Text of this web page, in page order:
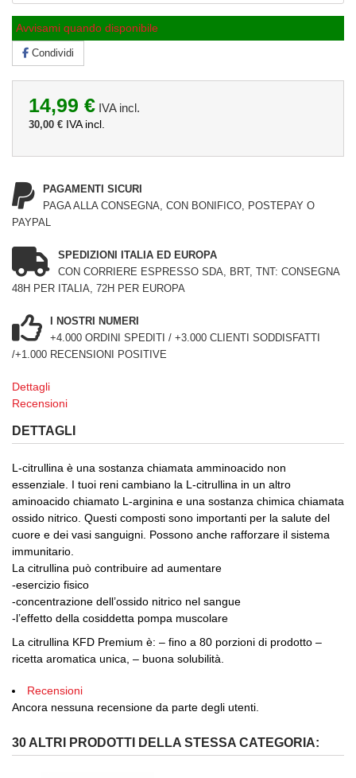
Avvisami quando disponibile
Condividi
14,99 € IVA incl.
30,00 € IVA incl.
PAGAMENTI SICURI
PAGA ALLA CONSEGNA, CON BONIFICO, POSTEPAY O
PAYPAL
SPEDIZIONI ITALIA ED EUROPA
CON CORRIERE ESPRESSO SDA, BRT, TNT: CONSEGNA
48H PER ITALIA, 72H PER EUROPA
I NOSTRI NUMERI
+4.000 ORDINI SPEDITI / +3.000 CLIENTI SODDISFATTI
/+1.000 RECENSIONI POSITIVE
Dettagli
Recensioni
DETTAGLI
L-citrullina è una sostanza chiamata amminoacido non
essenziale. I tuoi reni cambiano la L-citrullina in un altro
aminoacido chiamato L-arginina e una sostanza chimica chiamata
ossido nitrico. Questi composti sono importanti per la salute del
cuore e dei vasi sanguigni. Possono anche rafforzare il sistema
immunitario.
La citrullina può contribuire ad aumentare
-esercizio fisico
-concentrazione dell’ossido nitrico nel sangue
-l’effetto della cosiddetta pompa muscolare
La citrullina KFD Premium è: – fino a 80 porzioni di prodotto –
ricetta aromatica unica, – buona solubilità.
Recensioni
Ancora nessuna recensione da parte degli utenti.
30 ALTRI PRODOTTI DELLA STESSA CATEGORIA: